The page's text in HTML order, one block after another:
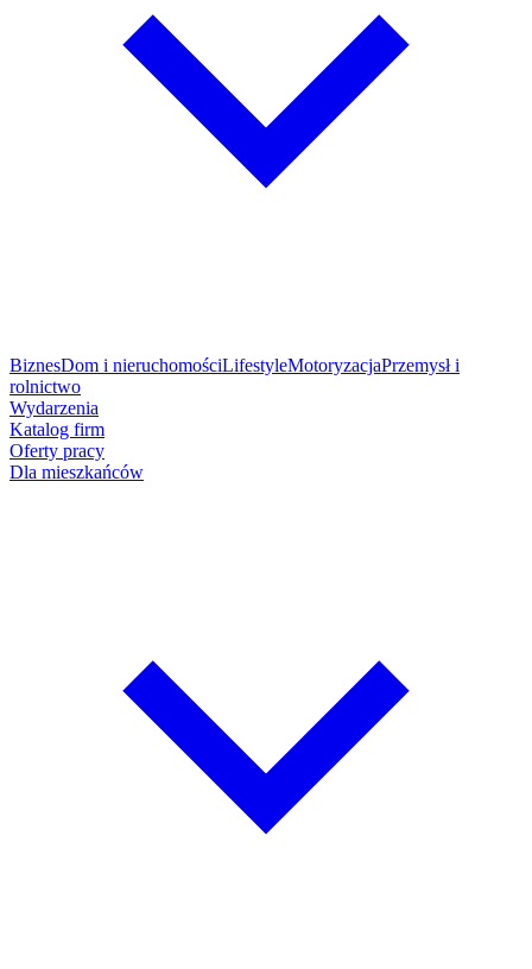
BiznesDom i nieruchomościLifestyleMotoryzacjaPrzemysł i
rolnictwo
Wydarzenia
Katalog firm
Oferty pracy
Dla mieszkańców